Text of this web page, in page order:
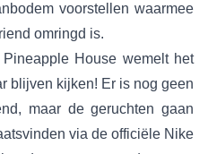
voorstellen waarmee
omringd is.
House wemelt het
blijven kijken! Er is nog geen
maar de geruchten gaan
via de officiële Nike